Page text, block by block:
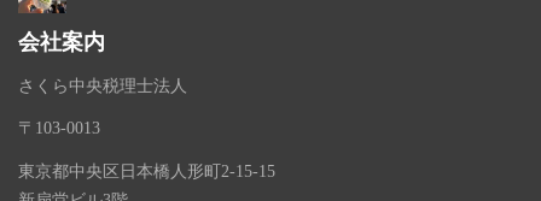
会社案内
さくら中央税理士法人
〒103-0013
東京都中央区日本橋人形町2-15-15